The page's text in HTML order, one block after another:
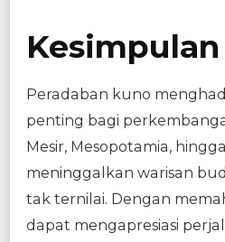
Kesimpulan
Peradaban kuno
penting bagi
Mesir, Mesopotamia,
meninggalkan warisan
tak ternilai. Dengan
dapat mengapresiasi